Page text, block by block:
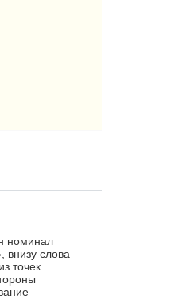
номинал
внизу слова
точек